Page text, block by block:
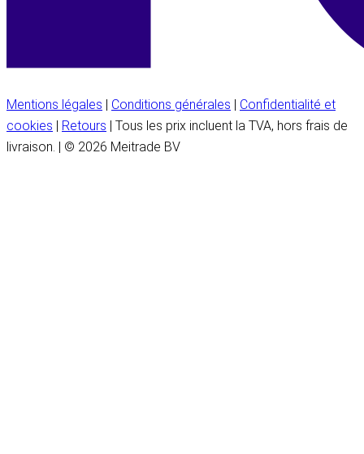
Mentions légales | Conditions générales | Confidentialité et
cookies | Retours | Tous les prix incluent la TVA, hors frais de
livraison. | © 2026 Meitrade BV